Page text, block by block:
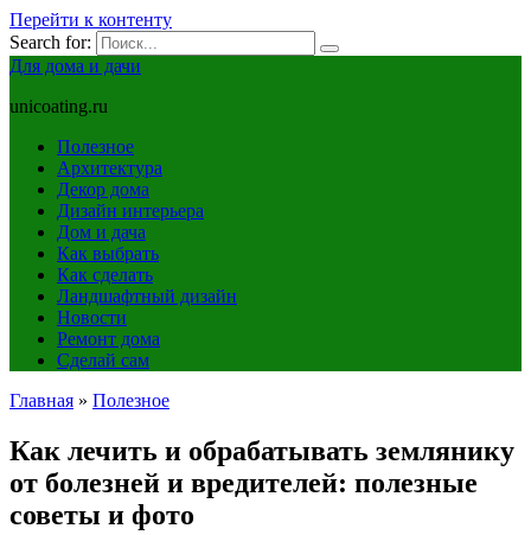
Перейти к контенту
Search for:
Для дома и дачи
unicoating.ru
Полезное
Архитектура
Декор дома
Дизайн интерьера
Дом и дача
Как выбрать
Как сделать
Ландшафтный дизайн
Новости
Ремонт дома
Сделай сам
Главная » Полезное
Как лечить и обрабатывать землянику
от болезней и вредителей: полезные
советы и фото